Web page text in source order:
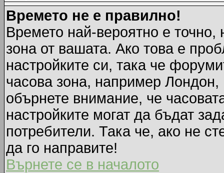
Времето не е правилно!
Времето най-вероятно е точно,
зона от вашата. Ако това е
настройките си, така че
часова зона, например
обърнете внимание, че
настройките могат да бъдат
потребители. Така че, ако не
да го направите!
Върнете се в началото